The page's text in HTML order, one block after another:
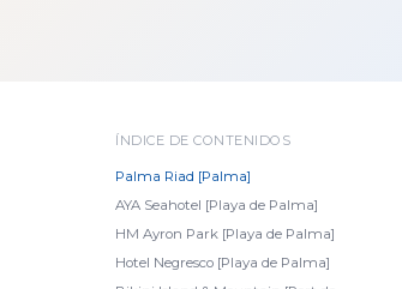
ÍNDICE DE CONTENIDOS
Palma Riad [Palma]
AYA Seahotel [Playa de Palma]
HM Ayron Park [Playa de Palma]
Hotel Negresco [Playa de Palma]